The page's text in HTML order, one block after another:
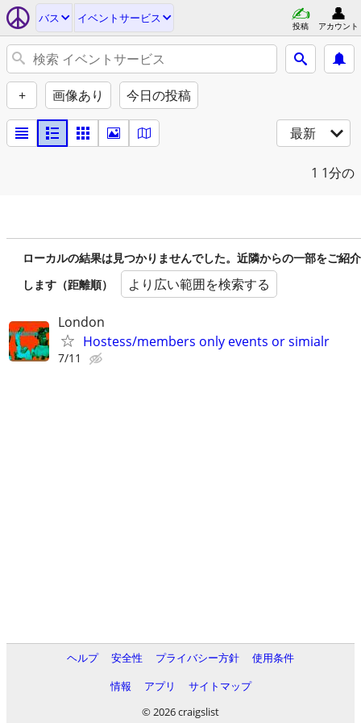
バス イベントサービス
投稿 アカウント
+ 画像あり 今日の投稿
最新
1 1分の
ローカルの結果は見つかりませんでした。近隣からの一部をご紹介
します（距離順）
より広い範囲を検索する
London
Hostess/members only events or simialr
7/11
ヘルプ 安全性 プライバシー方針
使用条件
情報
アプリ
サイトマップ
© 2026 craigslist